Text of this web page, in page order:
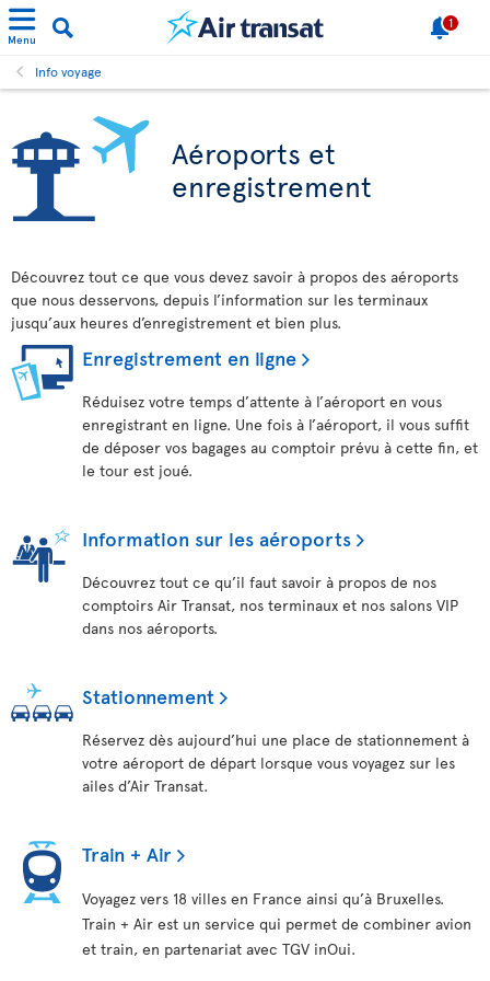
Menu
1
Info voyage
Aéroports et
enregistrement
Découvrez tout ce que vous devez savoir à propos des aéroports
que nous desservons, depuis l’information sur les terminaux
jusqu’aux heures d’enregistrement et bien plus.
Enregistrement en ligne
Réduisez votre temps d’attente à l’aéroport en vous
enregistrant en ligne. Une fois à l’aéroport, il vous suffit
de déposer vos bagages au comptoir prévu à cette fin, et
le tour est joué.
Information sur les aéroports
Découvrez tout ce qu’il faut savoir à propos de nos
comptoirs Air Transat, nos terminaux et nos salons VIP
dans nos aéroports.
Stationnement
Réservez dès aujourd’hui une place de stationnement à
votre aéroport de départ lorsque vous voyagez sur les
ailes d’Air Transat.
Train + Air
Voyagez vers 18 villes en France ainsi qu’à Bruxelles.
Train + Air est un service qui permet de combiner avion
et train, en partenariat avec TGV inOui.